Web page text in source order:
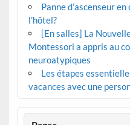
Panne d’ascenseur
l’hôtel?
[En salles] La
Montessori a appris au
neuroatypiques
Les étapes
vacances avec une